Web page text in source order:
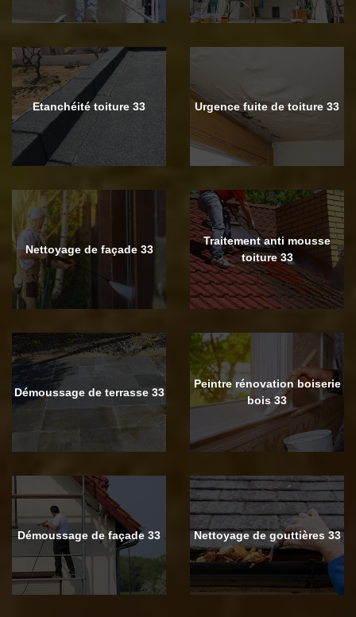
Etanchéité toiture 33 Urgence fuite de toiture 33
Nettoyage de façade 33
Traitement anti mousse
toiture 33
Démoussage de terrasse 33
Peintre rénovation boiserie
bois 33
Démoussage de façade 33 Nettoyage de gouttières 33